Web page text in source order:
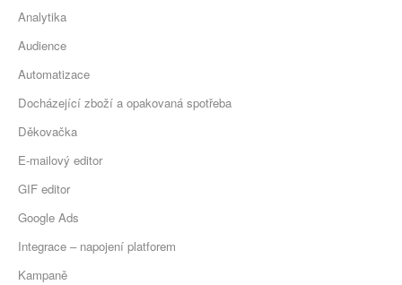
Analytika
Audience
Automatizace
Docházející zboží a opakovaná spotřeba
Děkovačka
E-mailový editor
GIF editor
Google Ads
Integrace – napojení platforem
Kampaně